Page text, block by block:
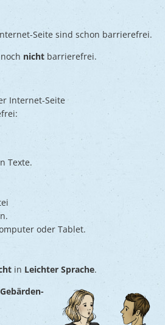
Seite sind schon barrierefrei.
nicht barrierefrei.
Internet-Seite
Texte.
oder Tablet.
in Leichter Sprache.
Gebärden-